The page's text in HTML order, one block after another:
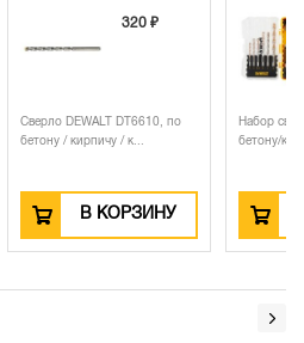
320 ₽
Сверло DEWALT DT6610, по
бетону / кирпичу / к...
В КОРЗИНУ
Набор
бетону/